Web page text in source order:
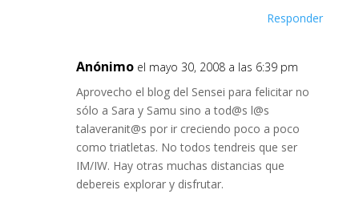
Responder
Anónimo el mayo 30, 2008 a las 6:39 pm
Aprovecho el blog del Sensei para felicitar no
sólo a Sara y Samu sino a tod@s l@s
talaveranit@s por ir creciendo poco a poco
como triatletas. No todos tendreis que ser
IM/IW. Hay otras muchas distancias que
debereis explorar y disfrutar.